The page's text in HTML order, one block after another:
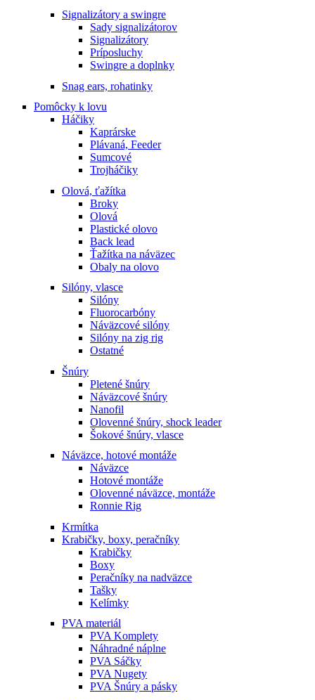
Signalizátory a swingre
Sady signalizátorov
Signalizátory
Príposluchy
Swingre a doplnky
Snag ears, rohatinky
Pomôcky k lovu
Háčiky
Kaprárske
Plávaná, Feeder
Sumcové
Trojháčiky
Olová, ťažítka
Broky
Olová
Plastické olovo
Back lead
Ťažítka na náväzec
Obaly na olovo
Silóny, vlasce
Silóny
Fluorocarbóny
Náväzcové silóny
Silóny na zig rig
Ostatné
Šnúry
Pletené šnúry
Náväzcové šnúry
Nanofil
Olovenné šnúry, shock leader
Šokové šnúry, vlasce
Náväzce, hotové montáže
Náväzce
Hotové montáže
Olovenné náväzce, montáže
Ronnie Rig
Krmítka
Krabičky, boxy, peračníky
Krabičky
Boxy
Peračníky na nadväzce
Tašky
Kelímky
PVA materiál
PVA Komplety
Náhradné náplne
PVA Sáčky
PVA Nugety
PVA Šnúry a pásky